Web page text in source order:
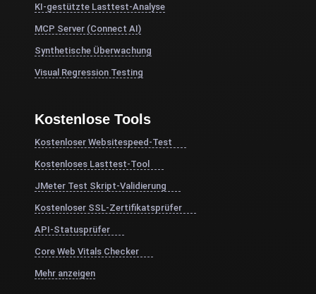
KI-gestützte Lasttest-Analyse
MCP Server (Connect AI)
Synthetische Überwachung
Visual Regression Testing
Kostenlose Tools
Kostenloser Websitespeed-Test
Kostenloses Lasttest-Tool
JMeter Test Skript-Validierung
Kostenloser SSL-Zertifikatsprüfer
API-Statusprüfer
Core Web Vitals Checker
Mehr anzeigen